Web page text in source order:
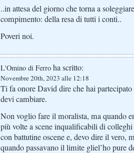
..in attesa del giorno che torna a
compimento: della resa di tutti i conti..
Poveri noi.
L'Omino di Ferro ha scritto:
Novembre 20th, 2023 alle 12:18
Ti fa onore David dire che hai
devi cambiare.
Non voglio fare il moralista, ma quando
più volte a scene inqualificabili di
con battutine oscene e, devo dire il vero,
quando passavano il limite gliel’ho pure